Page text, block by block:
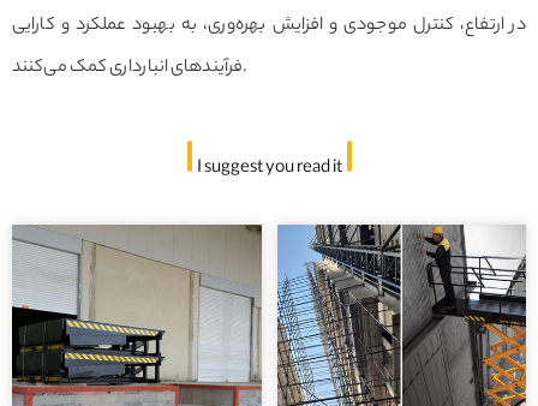
در ارتفاع، کنترل موجودی و افزایش بهره‌وری، به بهبود عملکرد و کارایی
فرآیندهای انبارداری کمک می‌کنند.
I suggest you read it